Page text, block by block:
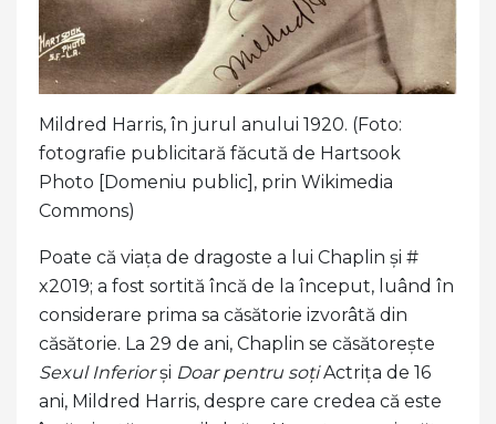
Mildred Harris, în jurul anului 1920. (Foto:
fotografie publicitară făcută de Hartsook
Photo [Domeniu public], prin Wikimedia
Commons)
Poate că viața de dragoste a lui Chaplin și #
x2019; a fost sortită încă de la început, luând în
considerare prima sa căsătorie izvorâtă din
căsătorie. La 29 de ani, Chaplin se căsătorește
Sexul Inferiorși Doar pentru soțiActrița de 16
ani, Mildred Harris, despre care credea că este